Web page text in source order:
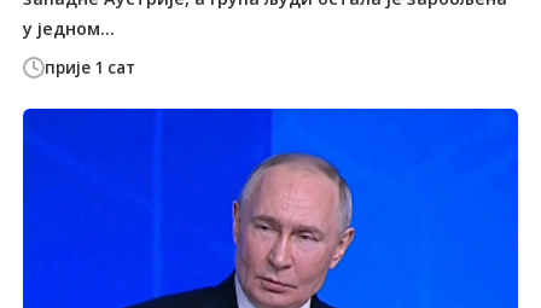
прије 1 сат
у једном...